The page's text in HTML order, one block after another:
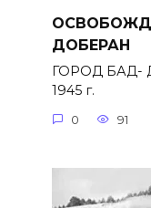
ДОБЕРАН
ГОРОД БАД-
1945 г.
0 91